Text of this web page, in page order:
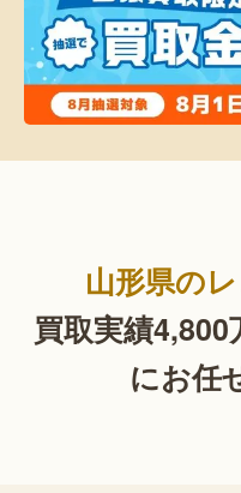
山形県の
買取実績
にお任